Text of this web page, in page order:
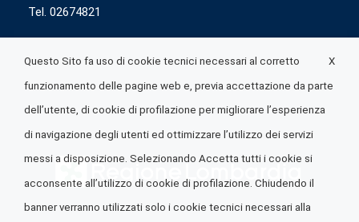
Tel. 02674821
X
Questo Sito fa uso di cookie tecnici necessari al corretto
funzionamento delle pagine web e, previa accettazione da parte
dell’utente, di cookie di profilazione per migliorare l’esperienza
di navigazione degli utenti ed ottimizzare l’utilizzo dei servizi
messi a disposizione. Selezionando Accetta tutti i cookie si
acconsente all’utilizzo di cookie di profilazione. Chiudendo il
banner verranno utilizzati solo i cookie tecnici necessari alla